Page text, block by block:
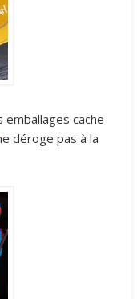
cache
déroge pas à la